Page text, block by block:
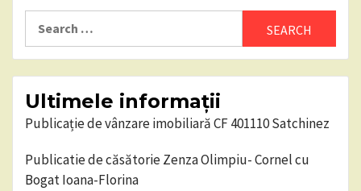
pagination
Ultimele informații
Publicație de vânzare imobiliară CF 401110 Satchinez
Publicatie de căsătorie Zenza Olimpiu- Cornel cu
Bogat Ioana-Florina